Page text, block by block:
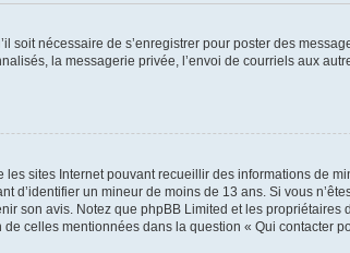
nécessaire de s’enregistrer pour poster des
la messagerie privée, l’envoi de courriels aux
sites Internet pouvant recueillir des informations de
un mineur de moins de 13 ans. Si vous
son avis. Notez que phpBB Limited et les
celles mentionnées dans la question « Qui contacter